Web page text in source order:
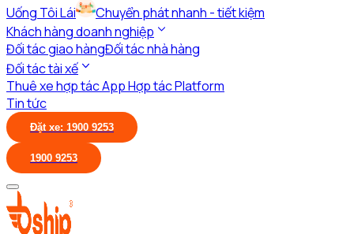
Uống Tôi Lái
Chuyển phát nhanh - tiết kiệm
Khách hàng doanh nghiệp
Đối tác giao hàngĐối tác nhà hàng
Đối tác tài xế
Thuê xe hợp tác AppHợp tác Platform
Tin tức
Đặt xe: 1900 9253
1900 9253